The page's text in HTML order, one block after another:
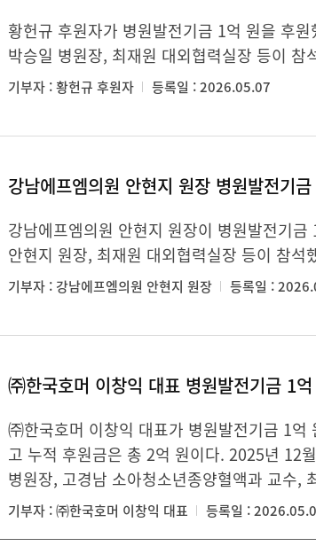
황헌규 후원자가 병원발전기금 1억 원을 후
박승일 병원장, 최재원 대외협력실장 등이 참
기부자 : 황헌규 후원자 등록일 : 2026.05.07
강남에프엠의원 안현지 원장 병원발전기
강남에프엠의원 안현지 원장이 병원발전기
안현지 원장, 최재원 대외협력실장 등이 참석
기부자 : 강남에프엠의원 안현지 원장 등록일 :
㈜한국호머 이창익 대표 병원발전기금 1
㈜한국호머 이창익 대표가 병원발전기금 1
고 누적 후원금은 총 2억 원이다. 2025년 12
병원장, 고경남 소아청소년종양혈액과 교수,
기부자 : ㈜한국호머 이창익 대표 등록일 :